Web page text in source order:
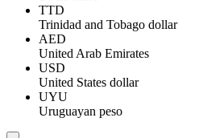
TTD
Trinidad and Tobago dollar
AED
United Arab Emirates
USD
United States dollar
UYU
Uruguayan peso